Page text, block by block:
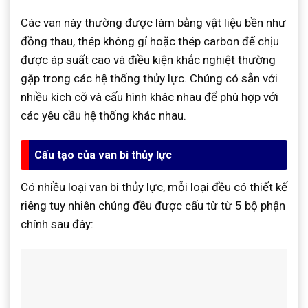
Các van này thường được làm bằng vật liệu bền như
đồng thau, thép không gỉ hoặc thép carbon để chịu
được áp suất cao và điều kiện khắc nghiệt thường
gặp trong các hệ thống thủy lực. Chúng có sẵn với
nhiều kích cỡ và cấu hình khác nhau để phù hợp với
các yêu cầu hệ thống khác nhau.
Cấu tạo của van bi thủy lực
Có nhiều loại van bi thủy lực, mỗi loại đều có thiết kế
riêng tuy nhiên chúng đều được cấu từ từ 5 bộ phận
chính sau đây: